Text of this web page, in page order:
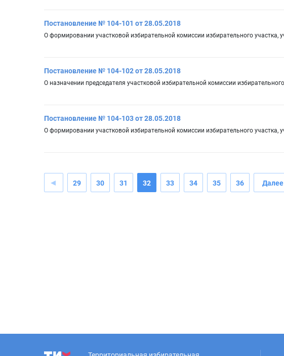
Постановление № 104-101 от 28.05.2018
О формировании участковой избирательной комиссии избирательного участка,
Постановление № 104-102 от 28.05.2018
О назначении председателя участковой избирательной комиссии
Постановление № 104-103 от 28.05.2018
О формировании участковой избирательной комиссии избирательного участка,
29 30 31 32 33 34 35 36 Далее